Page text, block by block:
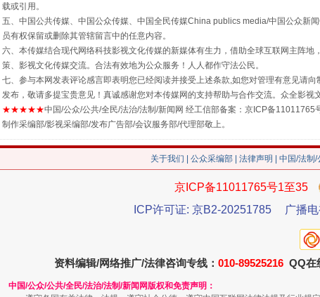
珠
载或引用。
五、中国公共传媒、中国公众传媒、中国全民传媒China publics media/中国公众
员有权保留或删除其管辖留言中的任意内容。
六、本传媒结合现代网络科技影视文化传媒的新媒体有生力，借助全球互联网主阵
策、影视文化传媒交流。合法有效地为公众服务！人人都作守法公民。
七、参与本网发表评论感言即表明您已经阅读并接受上述条款,如您对管理有意见请
发布，敬请多提宝贵意见！真诚感谢您对本传媒网的支持帮助与合作交流。众全影视
★★★★★中国/公众/公共/全民/法治/法制/新闻网 经工信部备案：京ICP备11011765
制作采编部/影视采编部/发布广告部/会议服务部/代理部敬上。
关于我们 公众采编部 法律声明 | 中国/法制
京ICP备11011765号1至35
ICP许可证: 京B2-20251785
广播
资料编辑/网络推广/法律咨询专线： 010-89525216 QQ在
中国/公众/公共/全民/法治/法制/新闻网版权和免责声明：